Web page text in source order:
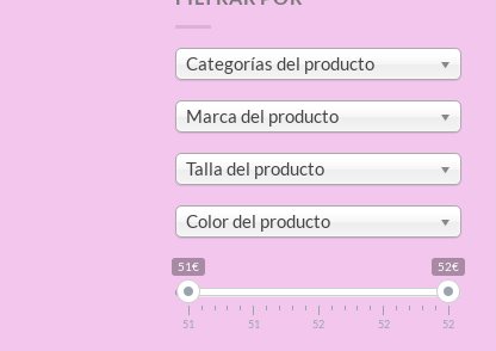
Categorías del producto
Marca del producto
Talla del producto
Color del producto
51€ 52€
51 51 52 52 52